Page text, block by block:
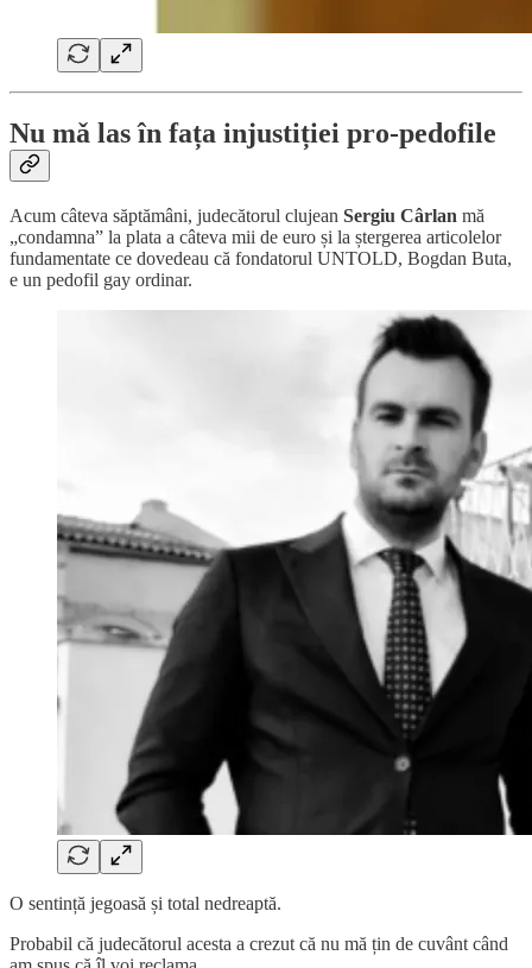
Nu mǎ las în fața injustiției pro-pedofile
Acum câteva săptămâni, judecătorul clujean Sergiu Cârlan mă
„condamna” la plata a câteva mii de euro și la ștergerea articolelor
fundamentate ce dovedeau că fondatorul UNTOLD, Bogdan Buta,
e un pedofil gay ordinar.
O sentință jegoasă și total nedreaptă.
Probabil că judecătorul acesta a crezut că nu mă țin de cuvânt când